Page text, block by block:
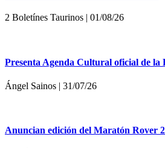
2 Boletínes Taurinos | 01/08/26
Presenta Agenda Cultural oficial de la
Ángel Sainos | 31/07/26
Anuncian edición del Maratón Rover